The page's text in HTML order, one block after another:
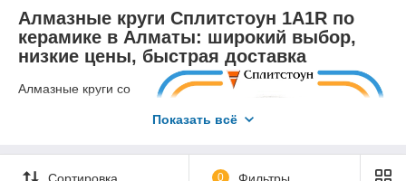
Алмазные круги Сплитстоун 1A1R по
керамике в Алматы: широкий выбор,
низкие цены, быстрая доставка
Алмазные круги со
специализированные
инструменты для
Показать всё
Сортировка 0 Фильтры